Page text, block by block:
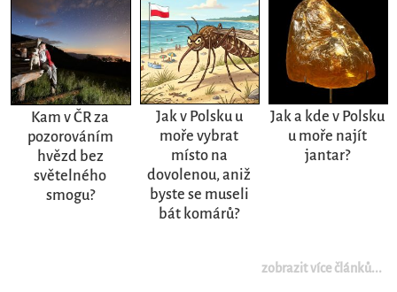
Kam v ČR za
pozorováním
hvězd bez
světelného
smogu?
Jak v Polsku u
moře vybrat
místo na
dovolenou, aniž
byste se museli
bát komárů?
Jak a kde v Polsku
u moře najít
jantar?
zobrazit více článků...